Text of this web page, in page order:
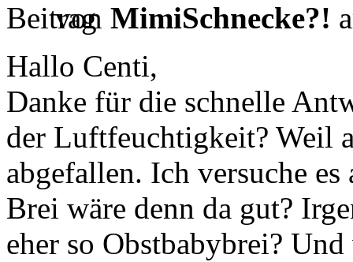
von MimiSchnecke?!
Hallo Centi,
Danke für die schnelle
der Luftfeuchtigkeit? Weil
abgefallen. Ich versuche
Brei wäre denn da gut?
eher so Obstbabybrei?